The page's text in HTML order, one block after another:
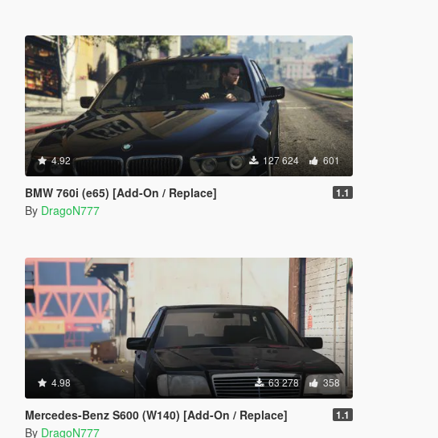
4.92 127 624 601
BMW 760i (e65) [Add-On / Replace] 1.1
By DragoN777
4.98 63 278 358
Mercedes-Benz S600 (W140) [Add-On / Replace] 1.1
By DragoN777